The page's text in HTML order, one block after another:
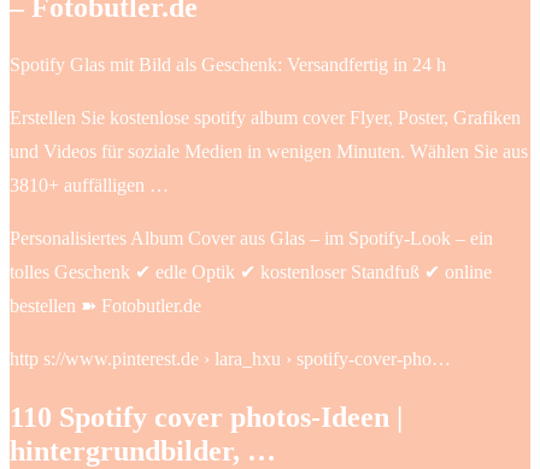
– Fotobutler.de
Spotify Glas mit Bild als Geschenk: Versandfertig in 24 h
Erstellen Sie kostenlose spotify album cover Flyer, Poster, Grafiken
und Videos für soziale Medien in wenigen Minuten. Wählen Sie aus
3810+ auffälligen …
Personalisiertes Album Cover aus Glas – im Spotify-Look – ein
tolles Geschenk ✔ edle Optik ✔ kostenloser Standfuß ✔ online
bestellen ➽ Fotobutler.de
http s://www.pinterest.de › lara_hxu › spotify-cover-pho…
110 Spotify cover photos-Ideen |
hintergrundbilder, …